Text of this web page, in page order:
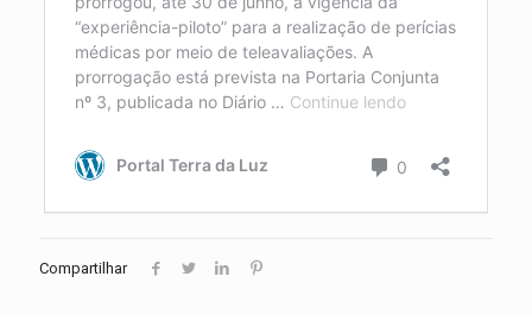
Compartilhar